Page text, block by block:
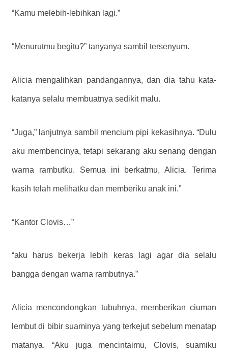
“Kamu melebih-lebihkan lagi.”
“Menurutmu begitu?” tanyanya sambil tersenyum.
Alicia mengalihkan pandangannya, dan dia tahu kata-
katanya selalu membuatnya sedikit malu.
“Juga,” lanjutnya sambil mencium pipi kekasihnya. “Dulu
aku membencinya, tetapi sekarang aku senang dengan
warna rambutku. Semua ini berkatmu, Alicia. Terima
kasih telah melihatku dan memberiku anak ini.”
“Kantor Clovis…”
“aku harus bekerja lebih keras lagi agar dia selalu
bangga dengan warna rambutnya.”
Alicia mencondongkan tubuhnya, memberikan ciuman
lembut di bibir suaminya yang terkejut sebelum menatap
matanya. “Aku juga mencintaimu, Clovis, suamiku